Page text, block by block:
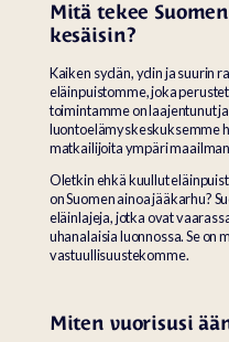
Mitä tekee
kesäisin?
Kaiken sydän, ydin ja suurin
eläinpuistomme, joka
toimintamme on laajentunut
luontoelämyskeskuksemme
matkailijoita ympäri
Oletkin ehkä kuullut
on Suomen ainoa jääkarhu?
eläinlajeja, jotka ovat
uhanalaisia luonnossa. Se
vastuullisuustekomme.
Miten vuorisusi